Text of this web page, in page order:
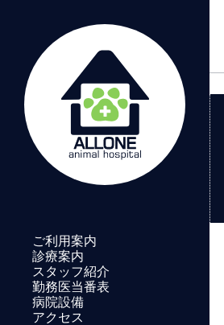
ご利用案内
診療案内
スタッフ紹介
勤務医当番表
病院設備
アクセス